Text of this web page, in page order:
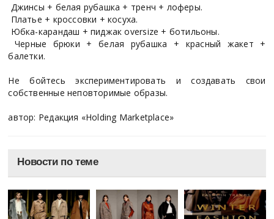
Джинсы + белая рубашка + тренч + лоферы.
Платье + кроссовки + косуха.
Юбка-карандаш + пиджак oversize + ботильоны.
Черные брюки + белая рубашка + красный жакет +
балетки.
Не бойтесь экспериментировать и создавать свои
собственные неповторимые образы.
автор: Редакция «Holding Marketplace»
Новости по теме